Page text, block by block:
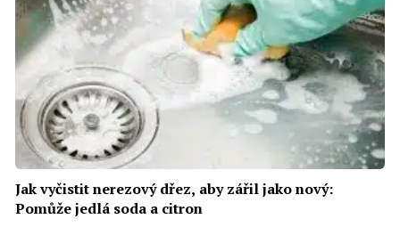
Jak vyčistit nerezový dřez, aby zářil jako nový:
Pomůže jedlá soda a citron